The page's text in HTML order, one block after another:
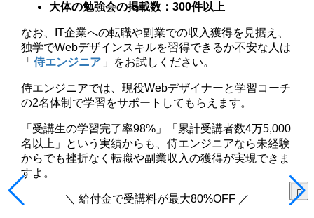
大体の勉強会の掲載数：300件以上
なお、IT企業への転職や副業での収入獲得を見据え、
独学でWebデザインスキルを習得できるか不安な人は
「 侍エンジニア 」をお試しください。
侍エンジニアでは、現役Webデザイナーと学習コーチ
の2名体制で学習をサポートしてもらえます。
「受講生の学習完了率98%」「累計受講者数4万5,000
名以上」という実績からも、侍エンジニアなら未経験
からでも挫折なく転職や副業収入の獲得が実現できま
すよ。
＼ 給付金で受講料が最大80%OFF ／